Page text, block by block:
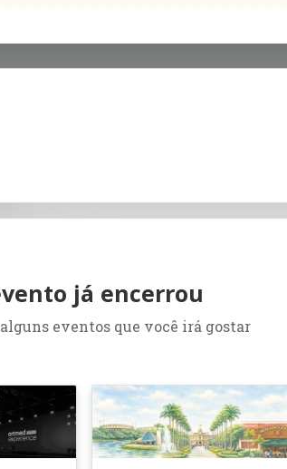
já encerrou
eventos que você irá gostar